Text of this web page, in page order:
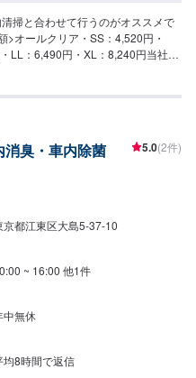
掃と合わせて行うのがオススメで
>オールクリア・SS：4,520円・
LL：6,490円・XL：8,240円当社は
中古車などお車に関するご相談は
消臭・車内除菌 5.0(2件)
京都江東区大島5-37-10
~ 16:00 他1件
中無休
均8時間で返信